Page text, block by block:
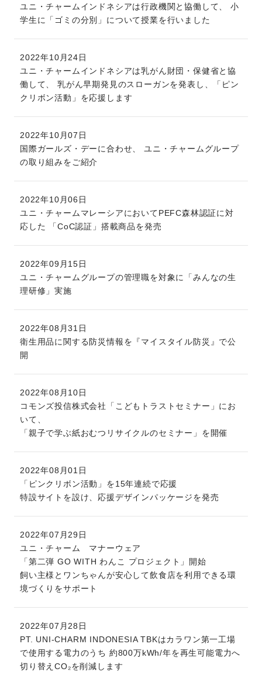
ユニ・チャームインドネシアは行政機関と協働して、 小
学生に「ゴミの分別」について授業を行いました
2022年10月24日
ユニ・チャームインドネシアは乳がん財団・保健省と協
働して、 乳がん早期発見のスローガンを発表し、「ピン
クリボン活動」を応援します
2022年10月07日
国際ガールズ・デーに合わせ、 ユニ・チャームグループ
の取り組みをご紹介
2022年10月06日
ユニ・チャームマレーシアにおいてPEFC森林認証に対
応した 「CoC認証」搭載商品を発売
2022年09月15日
ユニ・チャームグループの管理職を対象に「みんなの生
理研修」実施
2022年08月31日
衛生用品に関する防災情報を『マイスタイル防災』で公
開
2022年08月10日
コモンズ投信株式会社「こどもトラストセミナー」にお
いて、
「親子で学ぶ紙おむつリサイクルのセミナー」を開催
2022年08月01日
「ピンクリボン活動」を15年連続で応援
特設サイトを設け、応援デザインパッケージを発売
2022年07月29日
ユニ・チャーム マナーウェア
「第二弾 GO WITH わんこ プロジェクト」開始
飼い主様とワンちゃんが安心して飲食店を利用できる環
境づくりをサポート
2022年07月28日
PT. UNI-CHARM INDONESIA TBKはカラワン第一工場
で使用する電力のうち 約800万kWh/年を再生可能電力へ
切り替えCO₂を削減します